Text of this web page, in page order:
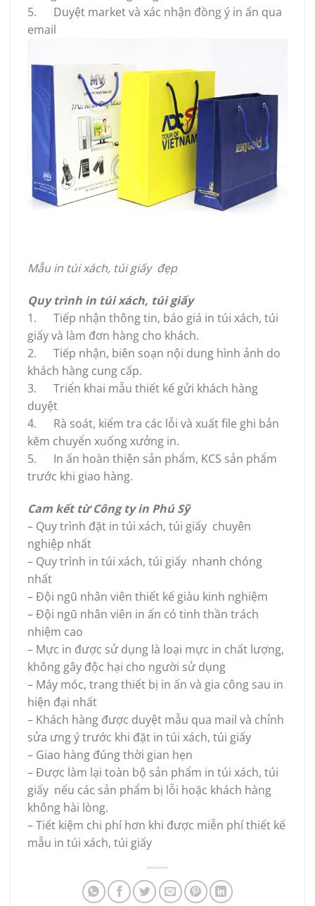
5. Duyệt market và xác nhận đồng ý in ấn qua
email
Mẫu in túi xách, túi giấy đẹp
Quy trình in túi xách, túi giấy
1. Tiếp nhận thông tin, báo giá in túi xách, túi
giấy và làm đơn hàng cho khách.
2. Tiếp nhận, biên soạn nội dung hình ảnh do
khách hàng cung cấp.
3. Triển khai mẫu thiết kế gửi khách hàng
duyệt
4. Rà soát, kiểm tra các lỗi và xuất file ghi bản
kẽm chuyển xuống xưởng in.
5. In ấn hoàn thiện sản phẩm, KCS sản phẩm
trước khi giao hàng.
Cam kết từ Công ty in Phú Sỹ
– Quy trình đặt in túi xách, túi giấy chuyên
nghiệp nhất
– Quy trình in túi xách, túi giấy nhanh chóng
nhất
– Đội ngũ nhân viên thiết kế giàu kinh nghiệm
– Đội ngũ nhân viên in ấn có tinh thần trách
nhiệm cao
– Mực in được sử dụng là loại mực in chất lượng,
không gây độc hại cho người sử dụng
– Máy móc, trang thiết bị in ấn và gia công sau in
hiện đại nhất
– Khách hàng được duyệt mẫu qua mail và chỉnh
sửa ưng ý trước khi đặt in túi xách, túi giấy
– Giao hàng đúng thời gian hẹn
– Được làm lại toàn bộ sản phẩm in túi xách, túi
giấy nếu các sản phẩm bị lỗi hoặc khách hàng
không hài lòng.
– Tiết kiệm chi phí hơn khi được miễn phí thiết kế
mẫu in túi xách, túi giấy